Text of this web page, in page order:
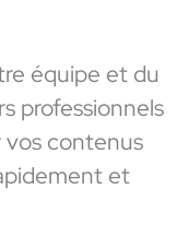
équipe et du
professionnels
vos contenus
et